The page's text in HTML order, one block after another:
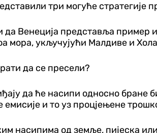
три могуће стратегије
да Венеција представља пример
мора, укључујући Малдиве и
да се пресели?
да ће насипи односно бране
емисије и то уз процјењене
насипима од земље, пијеска